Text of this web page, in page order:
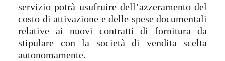
servizio potrà usufruire dell’azzeramento del
costo di attivazione e delle spese documentali
relative ai nuovi contratti di fornitura da
stipulare con la società di vendita scelta
autonomamente.